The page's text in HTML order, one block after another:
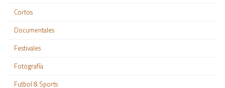
Cortos
Documentales
Festivales
Fotografía
Futbol & Sports